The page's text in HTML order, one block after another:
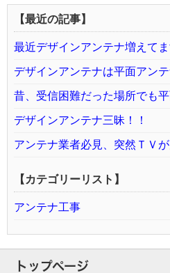
【最近の記事】
最近デザインアンテナ増えて
デザインアンテナは平面アン
昔、受信困難だった場所でも
デザインアンテナ三昧！！
アンテナ業者必見、突然ＴＶ
【カテゴリーリスト】
アンテナ工事
トップページ